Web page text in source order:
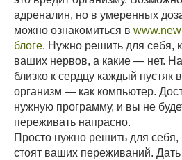
адреналин, но в умеренных
можно ознакомиться в
блоге. Нужно решить для себя,
ваших нервов, а какие — нет.
близко к сердцу каждый пустяк
организм — как компьютер.
нужную программу, и вы не
переживать напрасно.
Просто нужно решить для себя,
стоят ваших переживаний.